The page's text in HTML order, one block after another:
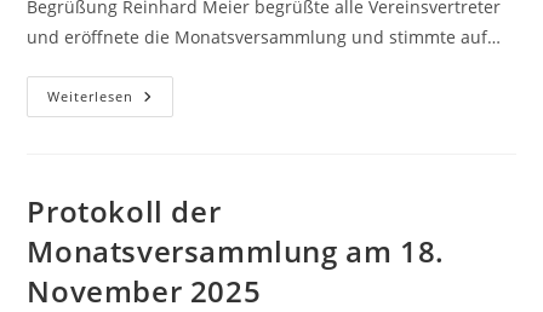
Begrüßung Reinhard Meier begrüßte alle Vereinsvertreter
und eröffnete die Monatsversammlung und stimmte auf…
Weiterlesen Protokoll
Der
2026
Protokoll der
Monatsversammlung am 18.
November 2025